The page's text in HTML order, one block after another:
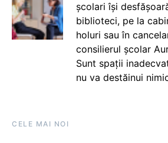
școlari își
biblioteci, pe la
holuri sau în
consilierul școlar
Sunt spații
nu va destăinui
CELE MAI NOI